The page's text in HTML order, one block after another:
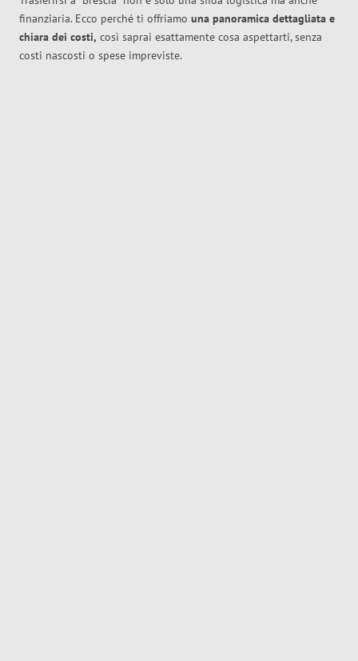
finanziaria. Ecco perché ti offriamo una panoramica dettagliata e
chiara dei costi, così saprai esattamente cosa aspettarti, senza
costi nascosti o spese impreviste.